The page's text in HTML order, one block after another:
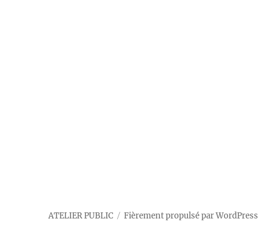
ATELIER PUBLIC Fièrement propulsé par WordPress